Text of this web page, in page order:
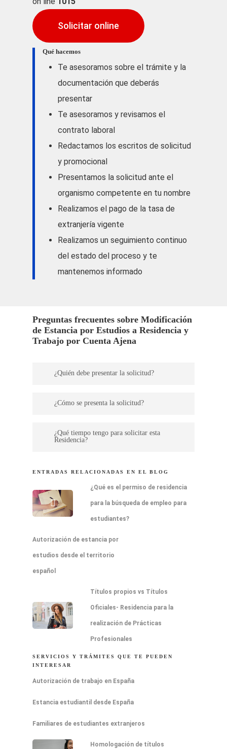
Solicitar online
Qué hacemos
Te asesoramos sobre el trámite y la
documentación que deberás
presentar
Te asesoramos y revisamos el
contrato laboral
Redactamos los escritos de solicitud
y promocional
Presentamos la solicitud ante el
organismo competente en tu nombre
Realizamos el pago de la tasa de
extranjería vigente
Realizamos un seguimiento continuo
del estado del proceso y te
mantenemos informado
Preguntas frecuentes sobre Modificación
de Estancia por Estudios a Residencia y
Trabajo por Cuenta Ajena
¿Quién debe presentar la solicitud?
deberá autorizar al Despacho para que
realicemos la presentación.
¿Cómo se presenta la solicitud?
profesional
¿Qué tiempo tengo para solicitar esta
Residencia?
la caducidad de la tarjeta de estudiante,
o excepcionalmente en los 90 dias
ENTRADAS RELACIONADAS EN EL BLOG
¿Qué es el permiso de residencia
para la búsqueda de empleo para
estudiantes?
Autorización de estancia por
estudios desde el territorio
español
Títulos propios vs Títulos
Oficiales- Residencia para la
realización de Prácticas
Profesionales
SERVICIOS Y TRÁMITES QUE TE PUEDEN
INTERESAR
Autorización de trabajo en España
Estancia estudiantil desde España
Familiares de estudiantes extranjeros
Homologación de títulos